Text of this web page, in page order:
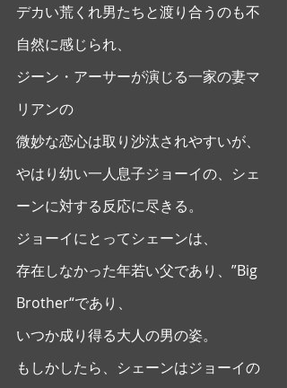
デカい荒くれ男たちと渡り合うのも不
自然に感じられ、
ジーン・アーサーが演じる一家の妻マ
リアンの
微妙な恋心は取り沙汰されやすいが、
やはり幼い一人息子ジョーイの、シェ
ーンに対する反応に尽きる。
ジョーイにとってシェーンは、
存在しなかった年若い父であり、”Big
Brother“であり、
いつか成り得る大人の男の姿。
もしかしたら、シェーンはジョーイの